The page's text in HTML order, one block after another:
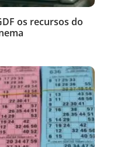
os recursos do